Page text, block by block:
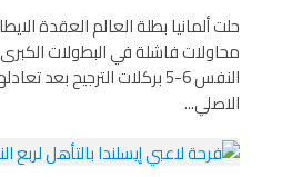
حلت ألمانيا بطلة العالم العقدة
محاولات فاشلة في البطولات
الاصلي...